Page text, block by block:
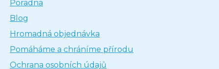
Poradna
Blog
Hromadná objednávka
Pomáháme a chráníme přírodu
Ochrana osobních údajů